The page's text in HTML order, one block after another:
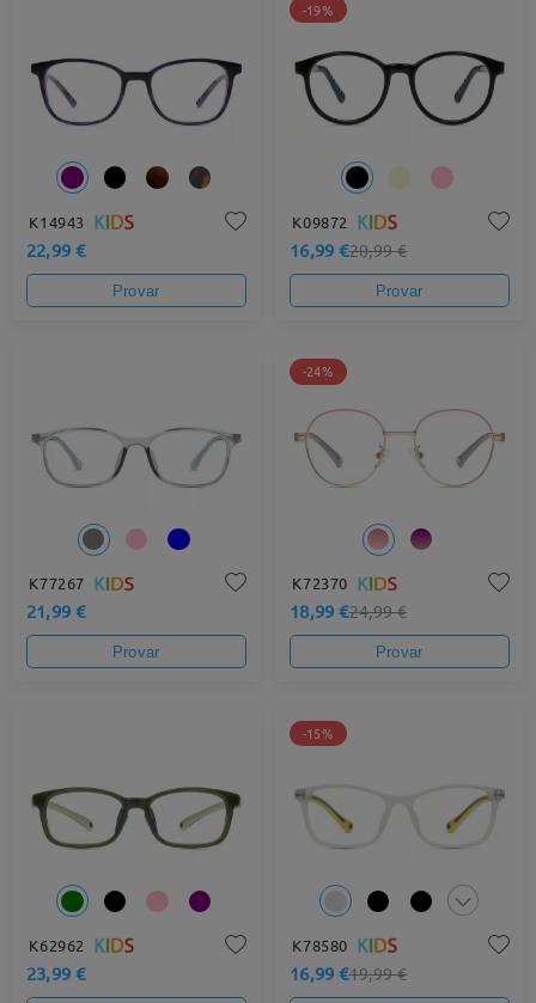
K14943
22,99 €
Provar
-19%
K09872
16,99 €20,99 €
Provar
K77267
21,99 €
Provar
-24%
K72370
18,99 €24,99 €
Provar
K62962
23,99 €
-15%
K78580
16,99 €19,99 €